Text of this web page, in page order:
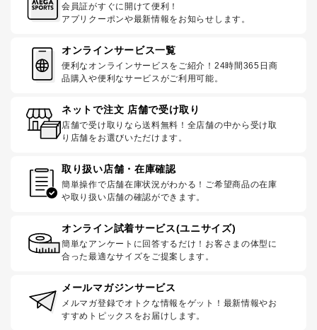
会員証がすぐに開けて便利！
アプリクーポンや最新情報をお知らせします。
オンラインサービス一覧
便利なオンラインサービスをご紹介！24時間365日商
品購入や便利なサービスがご利用可能。
ネットで注文 店舗で受け取り
店舗で受け取りなら送料無料！全店舗の中から受け取
り店舗をお選びいただけます。
取り扱い店舗・在庫確認
簡単操作で店舗在庫状況がわかる！ご希望商品の在庫
や取り扱い店舗の確認ができます。
オンライン試着サービス(ユニサイズ)
簡単なアンケートに回答するだけ！お客さまの体型に
合った最適なサイズをご提案します。
メールマガジンサービス
メルマガ登録でオトクな情報をゲット！最新情報やお
すすめトピックスをお届けします。